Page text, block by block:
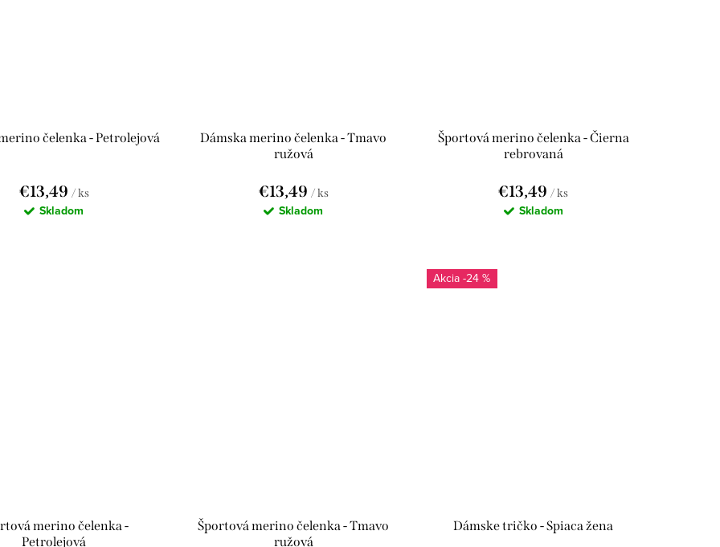
čelenka - Petrolejová
€13,49 / ks
Skladom
Dámska merino čelenka - Tmavo
ružová
€13,49 / ks
Skladom
Športová merino čelenka - Čierna
rebrovaná
€13,49 / ks
Skladom
merino čelenka -
Petrolejová
Športová merino čelenka - Tmavo
ružová
-24 %
Dámske tričko - Spiaca žena